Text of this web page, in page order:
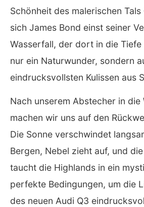
Schönheit des malerischen
sich James Bond einst seiner
Wasserfall, der dort in die
nur ein Naturwunder, sondern
eindrucksvollsten Kulissen aus
Nach unserem Abstecher in die
machen wir uns auf den
Die Sonne verschwindet
Bergen, Nebel zieht auf, und
taucht die Highlands in ein
perfekte Bedingungen, um die
des neuen Audi Q3